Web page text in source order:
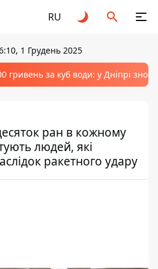
RU
1 Грудень 2025
гривень за куб води: у Дніпрі
ран в кожному
людей, які
ракетного удару